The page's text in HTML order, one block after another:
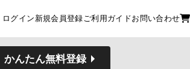
ログイン 新規会員登録ご利用ガイドお問い合わせ
かんたん無料登録